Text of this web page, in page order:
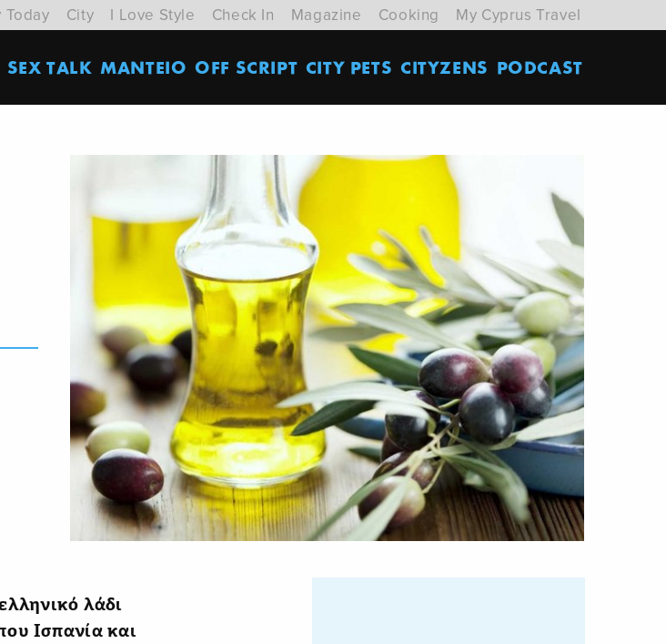
Today City I Love Style Check In Magazine Cooking My Cyprus Travel
SEX TALK ΜΑΝΤΕΙΟ OFF SCRIPT CITY PETS CITYZENS PODCAST
λάδι
Ισπανία και